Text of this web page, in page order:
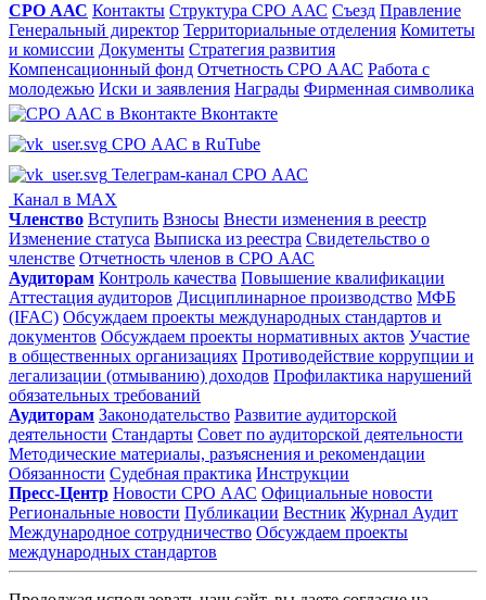
СРО ААС Контакты Структура СРО ААС Съезд Правление
Генеральный директор Территориальные отделения Комитеты
и комиссии Документы Стратегия развития
Компенсационный фонд Отчетность СРО ААС Работа с
молодежью Иски и заявления Награды Фирменная символика
Вконтакте
СРО ААС в RuTube
Телеграм-канал СРО ААС
Канал в MAX
Членство Вступить Взносы Внести изменения в реестр
Изменение статуса Выписка из реестра Свидетельство о
членстве Отчетность членов в СРО ААС
Аудиторам Контроль качества Повышение квалификации
Аттестация аудиторов Дисциплинарное производство МФБ
(IFAC) Обсуждаем проекты международных стандартов и
документов Обсуждаем проекты нормативных актов Участие
в общественных организациях Противодействие коррупции и
легализации (отмыванию) доходов Профилактика нарушений
обязательных требований
Аудиторам Законодательство Развитие аудиторской
деятельности Стандарты Совет по аудиторской деятельности
Методические материалы, разъяснения и рекомендации
Обязанности Судебная практика Инструкции
Пресс-Центр Новости СРО ААС Официальные новости
Региональные новости Публикации Вестник Журнал Аудит
Международное сотрудничество Обсуждаем проекты
международных стандартов